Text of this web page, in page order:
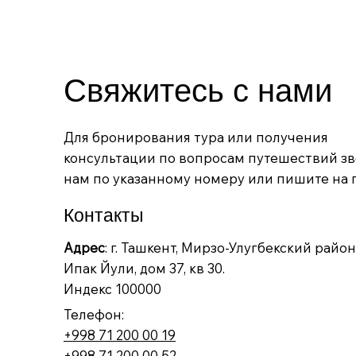
Восточной Европы 2026:
Италия – Словения – Хорватия –
Венгрия
Франция –
– Германия
Цена
1 020,00
Цена
659,00 US$
Цена
1 175,00 US$
Цена
694,00 US$
Свяжитесь с нами
Для бронирования тура или получения
консультации по вопросам путешествий
нам по указанному номеру или пишите на
Контакты
Адрес: г. Ташкент, Мирзо-Улугбекский
Ипак Йули, дом 37, кв 30.
Индекс 100000
Телефон:
+998 71 200 00 19